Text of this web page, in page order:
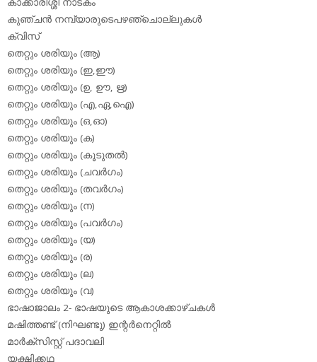
കുഞ്ചന്‍ നമ്പ്യാരുടെപഴഞ്ചൊല്ലുകള്‍
ക്വിസ്
തെറ്റും ശരിയും (ആ)
തെറ്റും ശരിയും (ഇ,ഈ)
തെറ്റും ശരിയും (ഉ, ഊ, ഋ)
തെറ്റും ശരിയും (എ,ഏ,ഐ)
തെറ്റും ശരിയും (ഒ,ഓ)
തെറ്റും ശരിയും (ക)
തെറ്റും ശരിയും (കൂടുതല്‍)
തെറ്റും ശരിയും (ചവര്‍ഗം)
തെറ്റും ശരിയും (തവര്‍ഗം)
തെറ്റും ശരിയും (ന)
തെറ്റും ശരിയും (പവര്‍ഗം)
തെറ്റും ശരിയും (യ)
തെറ്റും ശരിയും (ര)
തെറ്റും ശരിയും (ല)
തെറ്റും ശരിയും (വ)
ഭാഷാജാലം 2- ഭാഷയുടെ ആകാശക്കാഴ്ചകള്‍
മഷിത്തണ്ട് (നിഘണ്ടു) ഇന്റര്‍നെറ്റില്‍
മാര്‍ക്‌സിസ്റ്റ് പദാവലി
യക്ഷിക്കഥ